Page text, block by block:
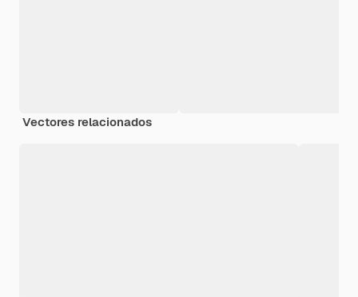
Vectores relacionados